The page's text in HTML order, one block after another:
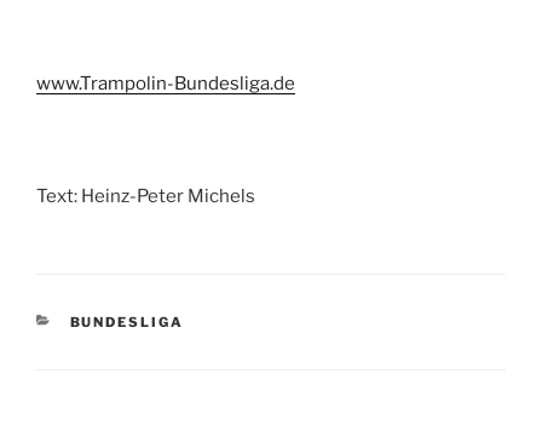
www.Trampolin-Bundesliga.de
Text: Heinz-Peter Michels
KATEGORIEN
BUNDESLIGA